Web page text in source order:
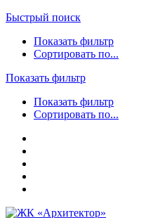
Быстрый поиск
Показать фильтр
Сортировать по...
Показать фильтр
Показать фильтр
Сортировать по...